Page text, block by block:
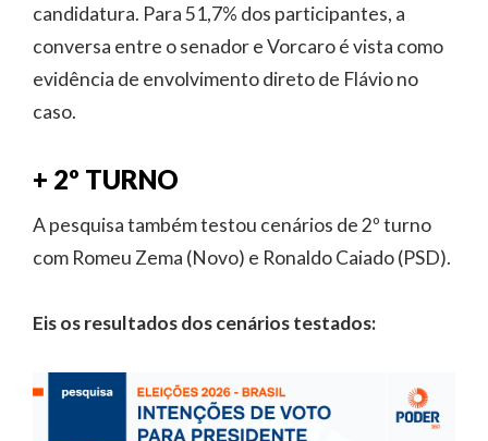
candidatura. Para 51,7% dos participantes, a
conversa entre o senador e Vorcaro é vista como
evidência de envolvimento direto de Flávio no
caso.
+ 2º TURNO
A pesquisa também testou cenários de 2º turno
com Romeu Zema (Novo) e Ronaldo Caiado (PSD).
Eis os resultados dos cenários testados: